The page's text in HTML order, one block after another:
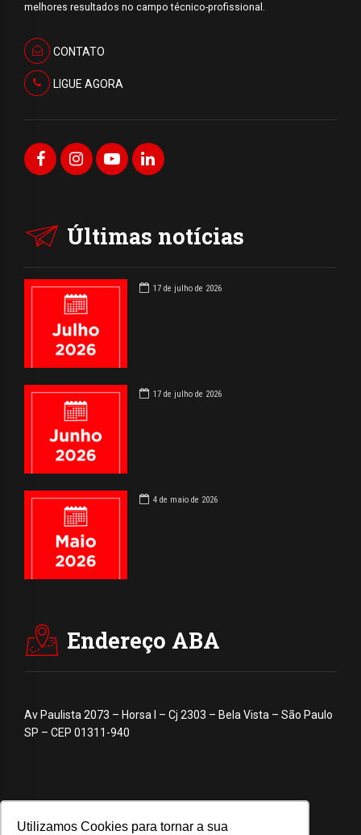
Utilizamos Cookies para tornar a sua
melhores resultados no campo técnico-profissional.
CONTATO
LIGUE AGORA
Últimas notícias
17 de julho de 2026
17 de julho de 2026
4 de maio de 2026
Endereço ABA
Av Paulista 2073 – Horsa I – Cj 2303 – Bela Vista – São Paulo
SP – CEP 01311-940